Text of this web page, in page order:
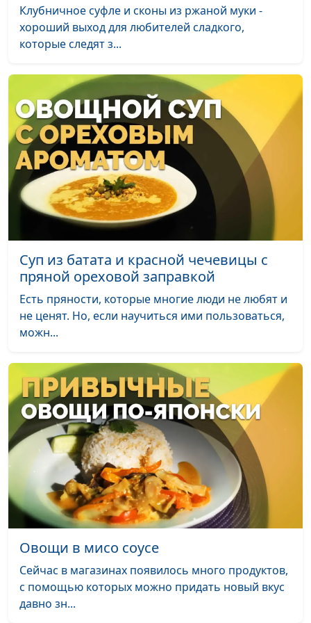
Суп-пюре из сельдерея и салат
из свежих овощей с фасолью
Елена
салат с киноа
Солдатова
Котлеты из овощей по–
немецки
Лариса
Титовская
#78
Конвертики из тонкого лаваша
и тонизирующий смузи
Солдатова
Имбирный эль и печенье с
шоколадом
Елена
#76
"Изумрудный" торт
Титовская
Плов с горохом нут и салат с
баклажанами
Вероника
Вавилова
#74
Овсяно-кокосовое печенье и
Пасуц толма
Мариам
Амирян
#72
Суп «Крчик» и яичница с
помидорами и сыром
Мариам
Амирян
Тыквенный тарт
Елена
Солдатова
Торт-мороженое тирамису и
Вероника
Нутовые орешки,
апельсиновые трюфели,
клубничный мохито
Вероника
Вавилова
#68
Клубничное суфле и сконы из ржаной муки -
хороший выход для любителей сладкого,
которые следят з...
Суп из батата и красной чечевицы с
пряной ореховой заправкой
Есть пряности, которые многие люди не любят и
не ценят. Но, если научиться ими пользоваться,
можн...
Овощи в мисо соусе
Сейчас в магазинах появилось много продуктов,
с помощью которых можно придать новый вкус
давно зн...